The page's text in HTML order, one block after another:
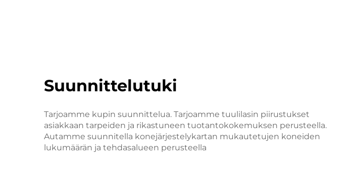
Suunnittelutuki
Tarjoamme kupin suunnittelua. Tarjoamme tuulilasin piirustukset
asiakkaan tarpeiden ja rikastuneen tuotantokokemuksen perusteella.
Autamme suunnitella konejärjestelykartan mukautetujen koneiden
lukumäärän ja tehdasalueen perusteella